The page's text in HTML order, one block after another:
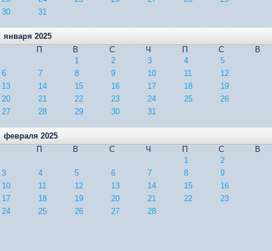
30
31
января 2025
П
В С Ч П С
В
1
2 3 4
5
6
7 8 9 10 11
12
13
14 15 16 17 18
19
20
21 22 23 24 25
26
27
28 29 30 31
февраля 2025
П
В С Ч П С
В
1
2
3
4 5 6 7 8
9
10
11 12 13 14 15
16
17
18 19 20 21 22
23
24
25 26 27 28